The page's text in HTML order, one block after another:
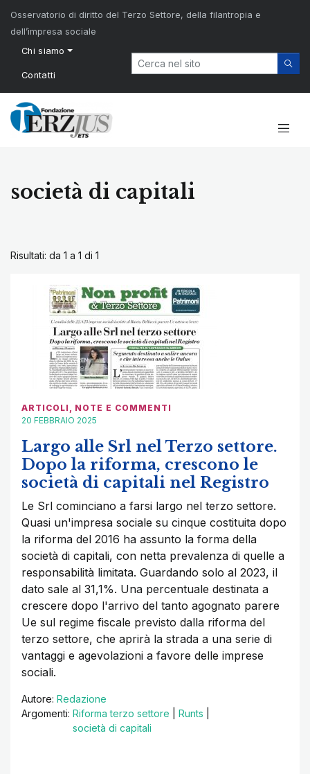
Osservatorio di diritto del Terzo Settore, della filantropia e
dell’impresa sociale
Chi siamo
Contatti
società di capitali
Risultati: da 1 a 1 di 1
ARTICOLI , NOTE E COMMENTI
20 FEBBRAIO 2025
Largo alle Srl nel Terzo settore.
Dopo la riforma, crescono le
società di capitali nel Registro
Le Srl cominciano a farsi largo nel terzo settore.
Quasi un'impresa sociale su cinque costituita dopo
la riforma del 2016 ha assunto la forma della
società di capitali, con netta prevalenza di quelle a
responsabilità limitata. Guardando solo al 2023, il
dato sale al 31,1%. Una percentuale destinata a
crescere dopo l'arrivo del tanto agognato parere
Ue sul regime fiscale previsto dalla riforma del
terzo settore, che aprirà la strada a una serie di
vantaggi e agevolazioni a favore delle imprese
sociali.
Autore: Redazione
Argomenti: Riforma terzo settore Runts
società di capitali